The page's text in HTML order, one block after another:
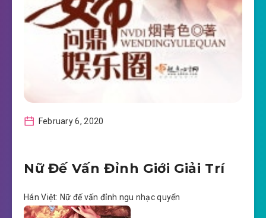
February 6, 2020
Nữ Đế Vấn Đỉnh Giới Giải Trí
Hán Việt: Nữ đế vấn đỉnh ngu nhạc quyển